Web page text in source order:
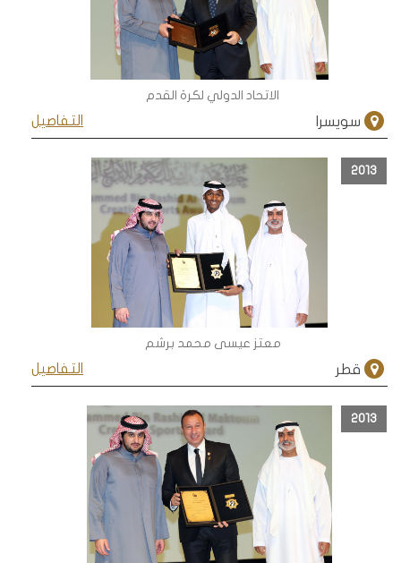
الاتحاد الدولي لكرة القدم
التفاصيل سويسرا
2013
معتز عيسى محمد برشم
التفاصيل قطر
2013